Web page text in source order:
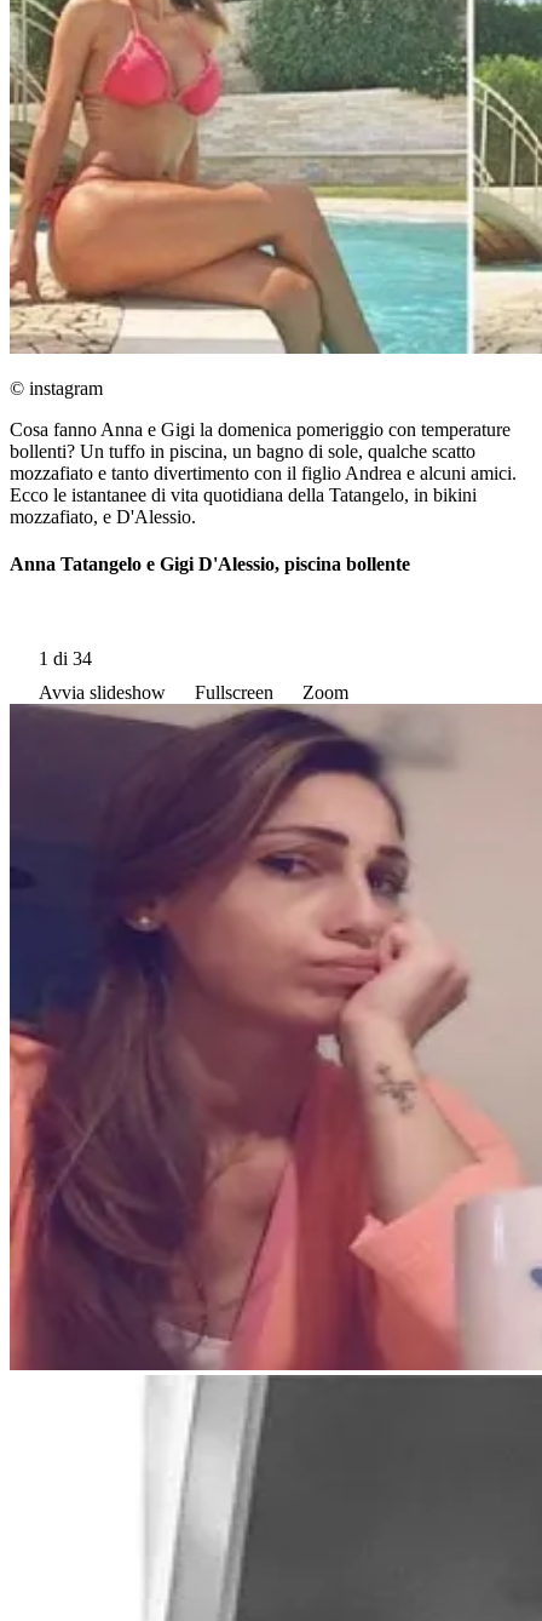
© instagram
Cosa fanno Anna e Gigi la domenica pomeriggio con temperature
bollenti? Un tuffo in piscina, un bagno di sole, qualche scatto
mozzafiato e tanto divertimento con il figlio Andrea e alcuni amici.
Ecco le istantanee di vita quotidiana della Tatangelo, in bikini
mozzafiato, e D'Alessio.
Anna Tatangelo e Gigi D'Alessio, piscina bollente
1 di 34
Avvia slideshow
Fullscreen Zoom